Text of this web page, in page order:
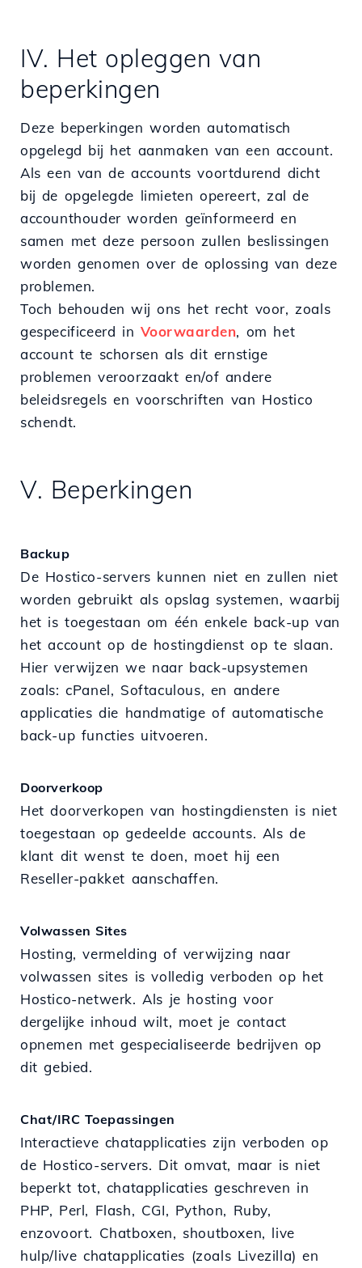
IV. Het opleggen van
beperkingen
Deze beperkingen worden automatisch
opgelegd bij het aanmaken van een account.
Als een van de accounts voortdurend dicht
bij de opgelegde limieten opereert, zal de
accounthouder worden geïnformeerd en
samen met deze persoon zullen beslissingen
worden genomen over de oplossing van deze
problemen.
Toch behouden wij ons het recht voor, zoals
gespecificeerd in Voorwaarden, om het
account te schorsen als dit ernstige
problemen veroorzaakt en/of andere
beleidsregels en voorschriften van Hostico
schendt.
V. Beperkingen
Backup
De Hostico-servers kunnen niet en zullen niet
worden gebruikt als opslag systemen, waarbij
het is toegestaan om één enkele back-up van
het account op de hostingdienst op te slaan.
Hier verwijzen we naar back-upsystemen
zoals: cPanel, Softaculous, en andere
applicaties die handmatige of automatische
back-up functies uitvoeren.
Doorverkoop
Het doorverkopen van hostingdiensten is niet
toegestaan op gedeelde accounts. Als de
klant dit wenst te doen, moet hij een
Reseller-pakket aanschaffen.
Volwassen Sites
Hosting, vermelding of verwijzing naar
volwassen sites is volledig verboden op het
Hostico-netwerk. Als je hosting voor
dergelijke inhoud wilt, moet je contact
opnemen met gespecialiseerde bedrijven op
dit gebied.
Chat/IRC Toepassingen
Interactieve chatapplicaties zijn verboden op
de Hostico-servers. Dit omvat, maar is niet
beperkt tot, chatapplicaties geschreven in
PHP, Perl, Flash, CGI, Python, Ruby,
enzovoort. Chatboxen, shoutboxen, live
hulp/live chatapplicaties (zoals Livezilla) en